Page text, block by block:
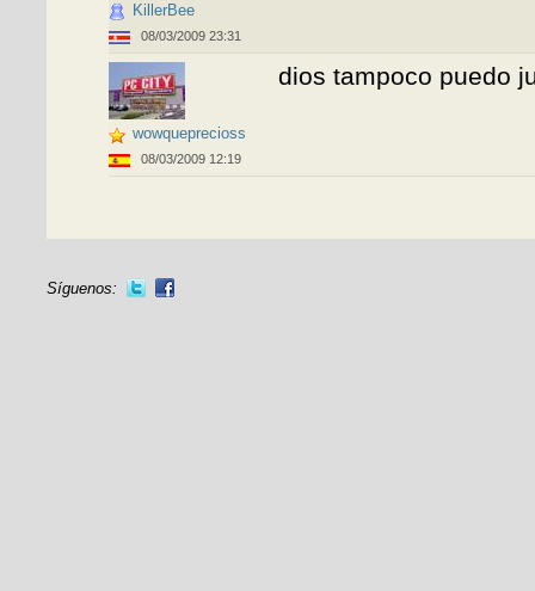
KillerBee
08/03/2009 23:31
wowqueprecioss
08/03/2009 12:19
dios tampoco puedo
Síguenos: